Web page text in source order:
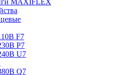
F7
P7
U7
Q7